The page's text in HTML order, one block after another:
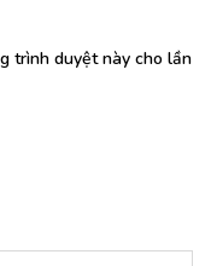
trình duyệt này cho lần